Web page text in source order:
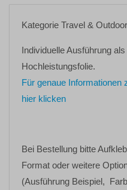
Kategorie Travel & Outdoor
Individuelle Ausführung
Hochleistungsfolie.
Für genaue Informationen
hier klicken
Bei Bestellung bitte
Format oder weitere
(Ausführung Beispiel,